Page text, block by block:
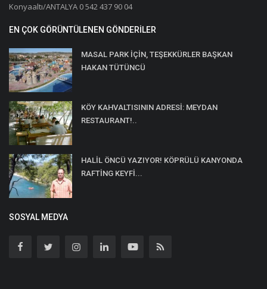
Konyaaltı/ANTALYA 0 542 437 90 04
EN ÇOK GÖRÜNTÜLENEN GÖNDERILER
MASAL PARK İÇİN, TEŞEKKÜRLER BAŞKAN
HAKAN TÜTÜNCÜ
KÖY KAHVALTISININ ADRESİ: MEYDAN
RESTAURANT!..
HALİL ÖNCÜ YAZIYOR! KÖPRÜLÜ KANYONDA
RAFTİNG KEYFİ...
SOSYAL MEDYA